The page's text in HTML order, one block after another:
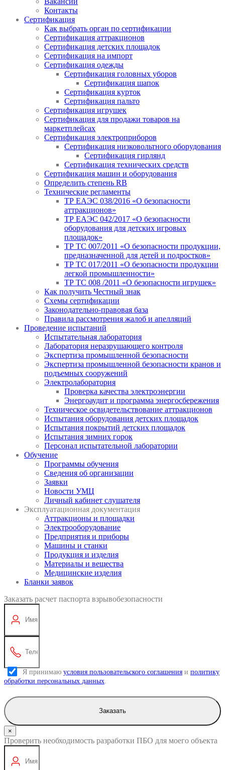
Контакты
Сертификация
Как выбрать орган по сертификации
Сертификация аттракционов
Сертификация детских площадок
Сертификация на импорт
Сертификация одежды
Сертификация головных уборов
Сертификация шапок
Сертификация курток
Сертификация пальто
Сертификация игрушек
Сертификация для продажи товаров на
маркетплейсах
Сертификация электроприборов
Сертификация низковольтного оборудования
Сертификация гирлянд
Сертификация технических средств
Сертификация машин и оборудования
Определить степень RB
Технические регламенты
ТР ЕАЭС 038/2016 «О безопасности
аттракционов»
ТР ЕАЭС 042/2017 «О безопасности
оборудования для детских игровых
площадок»
ТР ТС 007/2011 «О безопасности продукции,
предназначенной для детей и подростков»
ТР ТС 017/2011 «О безопасности продукции
легкой промышленности»
ТР ТС 008 /2011 «О безопасности игрушек»
Как получить Честный знак
Схемы сертификации
Законодательно-правовая база
Правила рассмотрения жалоб и апелляций
Проведение испытаний
Испытательная лаборатория
Лаборатория неразрушающего контроля
Экспертиза промышленной безопасности
Экспертиза промышленной безопасности кранов и
подъемных сооружений
Электролаборатория
Проверка качества электроэнергии
Энергоаудит и программа энергосбережения
Техническое освидетельствование аттракционов
Испытания оборудования детских площадок
Испытания покрытий детских площадок
Испытания зимних горок
Персонал испытательной лаборатории
Обучение
Программы обучения
Сведения об организации
Заявки
Новости УМЦ
Личный кабинет слушателя
Эксплуатационная документация
Аттракционы и площадки
Электрооборудование
Предприятия и приборы
Машины и станки
Продукция и изделия
Материалы и вещества
Медицинские изделия
Бланки заявок
Заказать расчет паспорта взрывобезопасности
Я принимаю условия пользовательского соглашения и политику
обработки персональных данных
Заказать
×
Проверить необходимость разработки ПБО для моего объекта